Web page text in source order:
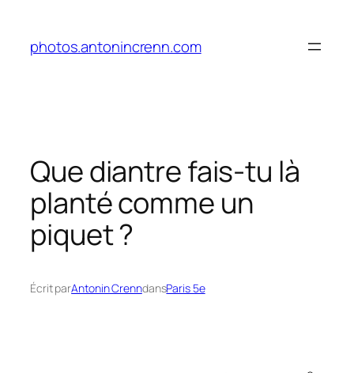
contenu
photos.antonincrenn.com
Que diantre fais-tu là
planté comme un
piquet ?
Écrit parAntonin CrenndansParis 5e